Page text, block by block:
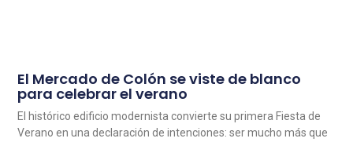
El Mercado de Colón se viste de blanco
para celebrar el verano
El histórico edificio modernista convierte su primera Fiesta de
Verano en una declaración de intenciones: ser mucho más que